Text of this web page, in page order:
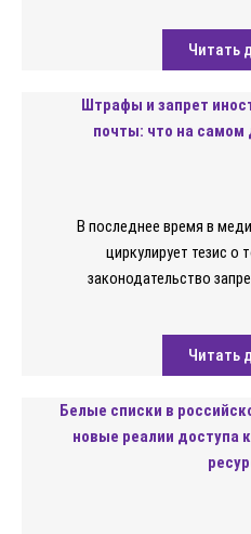
Читать
Штрафы и запрет
почты: что на самом
В последнее время в
циркулирует тезис о
законодательство
Читать
Белые списки в
новые реалии доступа